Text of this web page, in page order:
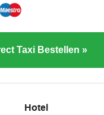
Taxi Bestellen »
Hotel